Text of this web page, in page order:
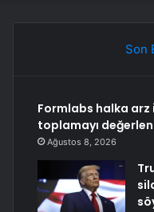
Son
Formlabs halka
toplamayı
Ağustos 8, 2026